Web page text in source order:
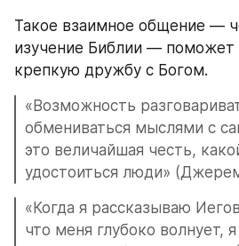
Такое взаимное общение —
изучение Библии — поможет
крепкую дружбу с Богом.
«Возможность
обмениваться мыслями с
это величайшая честь,
удостоиться люди»
«Когда я рассказываю
что меня глубоко волнует,